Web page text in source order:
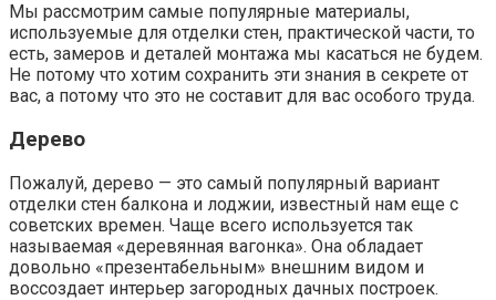
Мы рассмотрим самые популярные материалы,
используемые для отделки стен, практической части, то
есть, замеров и деталей монтажа мы касаться не будем.
Не потому что хотим сохранить эти знания в секрете от
вас, а потому что это не составит для вас особого труда.
Дерево
Пожалуй, дерево — это самый популярный вариант
отделки стен балкона и лоджии, известный нам еще с
советских времен. Чаще всего используется так
называемая «деревянная вагонка». Она обладает
довольно «презентабельным» внешним видом и
воссоздает интерьер загородных дачных построек.